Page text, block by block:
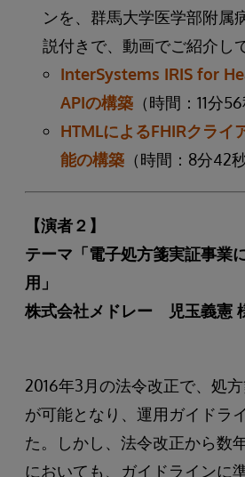
ンを、群馬大学医学部附属
説付きで、動画でご紹介し
InterSystems IRIS for
APIの構築 （時間：11分56
HTMLによるFHIRクライ
能の構築 （時間：8分42秒
【演者２】
テーマ「電子処方箋実証事業
用」
株式会社メドレー 児玉義憲
2016年3月の法令改正で、処
が可能となり、運用ガイドラ
た。しかし、法令改正から数
においても、ガイドラインに